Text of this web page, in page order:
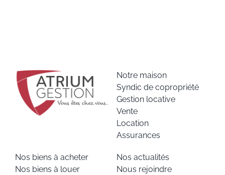
Notre maison
Syndic de copropriété
Gestion locative
Vente
Location
Assurances
Nos biens à acheter
Nos biens à louer
Nos actualités
Nous rejoindre